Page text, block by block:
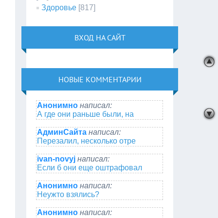
Здоровье [817]
ВХОД НА САЙТ
НОВЫЕ КОММЕНТАРИИ
Анонимно написал:
А где они раньше были, на
АдминСайта написал:
Перезалил, несколько отре
ivan-novyj написал:
Если б они еще оштрафовал
Анонимно написал:
Неужто взялись?
Анонимно написал: